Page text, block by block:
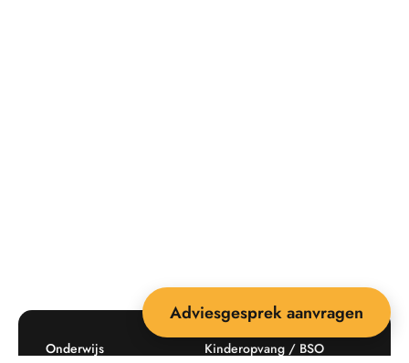
Onderwijs Kinderopvang / BSO
Adviesgesprek aanvragen